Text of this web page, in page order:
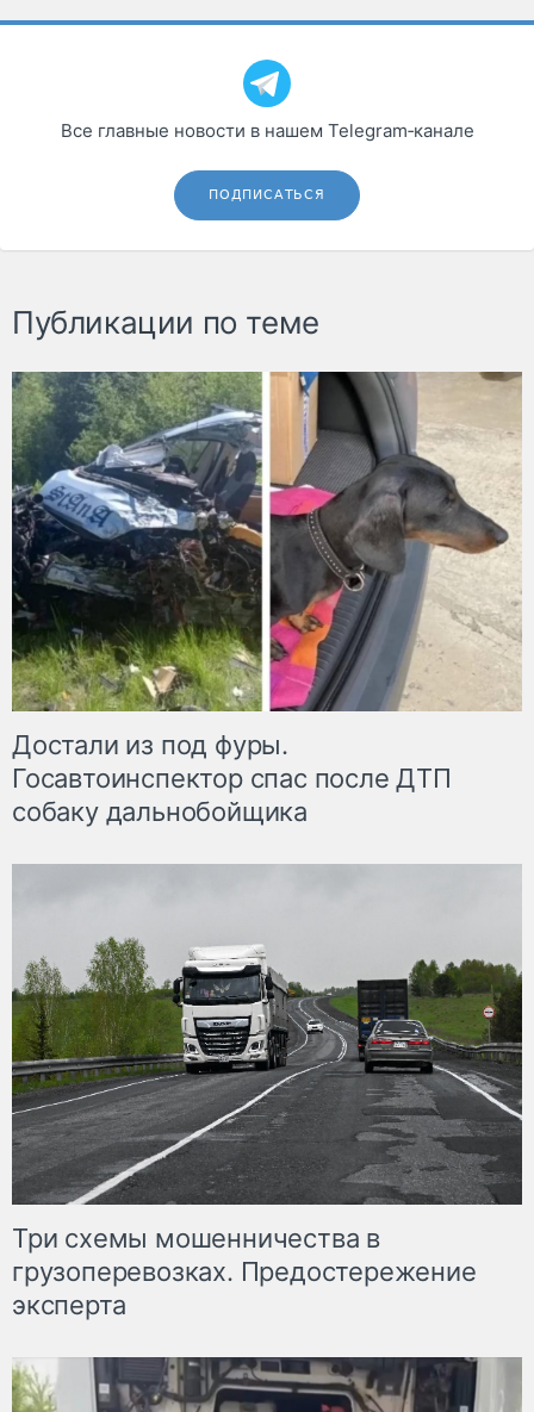
Все главные новости в нашем Telegram‑канале
ПОДПИСАТЬСЯ
Публикации по теме
Достали из под фуры.
Госавтоинспектор спас после ДТП
собаку дальнобойщика
Три схемы мошенничества в
грузоперевозках. Предостережение
эксперта